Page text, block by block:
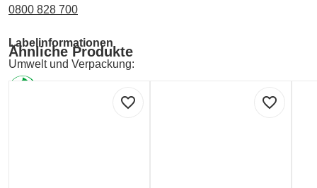
0800 828 700
Labelinformationen
Umwelt und Verpackung:
Ähnliche Produkte
favorite_border favorite_border